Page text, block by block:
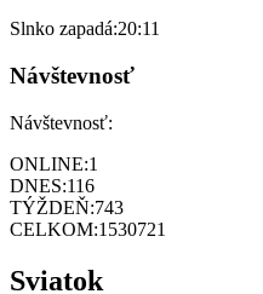
Slnko zapadá:20:11
Návštevnosť
Návštevnosť:
ONLINE:1
DNES:116
TÝŽDEŇ:743
CELKOM:1530721
Sviatok